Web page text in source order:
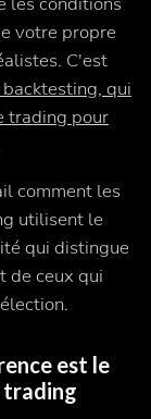
votre propre
C'est
qui
trading pour
comment les
utilisent le
qui distingue
de ceux qui
est le
trading